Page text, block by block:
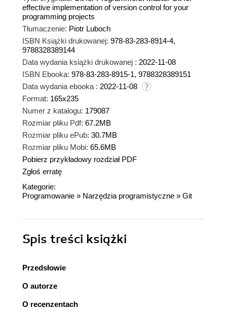
effective implementation of version control for your
programming projects
Tłumaczenie: Piotr Luboch
ISBN Książki drukowanej: 978-83-283-8914-4,
9788328389144
Data wydania książki drukowanej : 2022-11-08
ISBN Ebooka: 978-83-283-8915-1, 9788328389151
Data wydania ebooka : 2022-11-08
Format: 165x235
Numer z katalogu: 179087
Rozmiar pliku Pdf: 67.2MB
Rozmiar pliku ePub: 30.7MB
Rozmiar pliku Mobi: 65.6MB
Pobierz przykładowy rozdział PDF
Zgłoś erratę
Kategorie:
Programowanie » Narzędzia programistyczne » Git
Spis treści książki
Przedsłowie
O autorze
O recenzentach